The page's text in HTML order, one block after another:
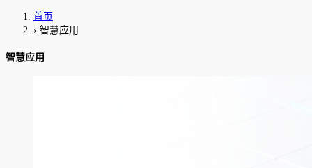
首页
› 智慧应用
智慧应用